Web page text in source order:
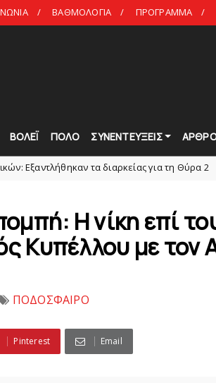
ΒΑΘΜΟΛΟΓΙΑ ΠΡΟΓΡΑΜΜΑ
ΒΟΛΕΪ ΠΟΛΟ ΣΥΝΕΝΤΕΥΞΕΙΣ
τα διαρκείας για τη Θύρα 2
Η νίκη επί
Κυπέλλου με τον
ΠΟΔΟΣΦΑΙΡΟ
Pinterest Email